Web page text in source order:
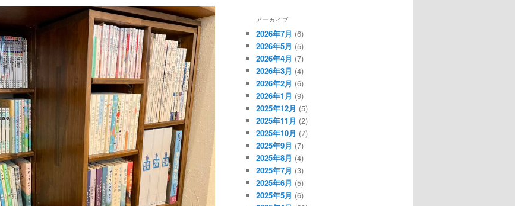
アーカイブ
2026年7月 (6)
2026年5月 (5)
2026年4月 (7)
2026年3月 (4)
2026年2月 (6)
2026年1月 (9)
2025年12月 (5)
2025年11月 (2)
2025年10月 (7)
2025年9月 (7)
2025年8月 (4)
2025年7月 (3)
2025年6月 (5)
2025年5月 (6)